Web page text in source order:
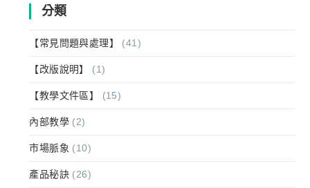
分類
【常見問題與處理】 (41)
【改版說明】 (1)
【教學文件區】 (15)
內部教學 (2)
市場脈象 (10)
產品秘訣 (26)